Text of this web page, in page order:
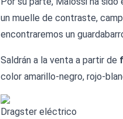
un muelle de contraste,
encontraremos un
Saldrán a la venta a partir de
color amarillo-negro, rojo-
Dragster eléctrico